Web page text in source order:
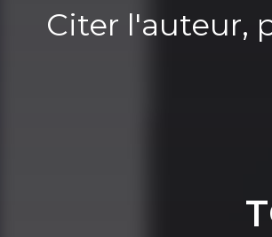
Citer l'auteur,